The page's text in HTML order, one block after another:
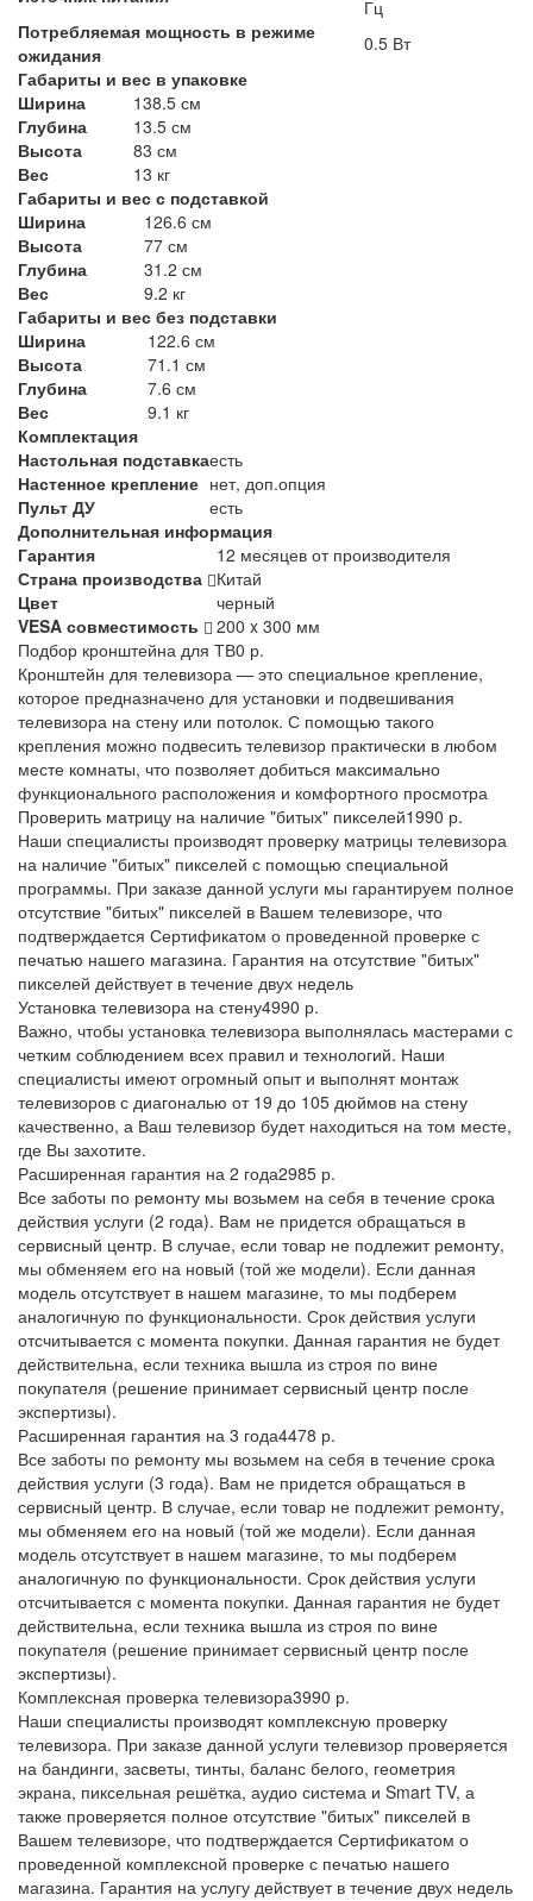
Гц
Потребляемая мощность в режиме
ожидания
0.5 Вт
Габариты и вес в упаковке
Ширина
138.5 см
Глубина
13.5 см
Высота
83 см
Вес
13 кг
Габариты и вес с подставкой
Ширина
126.6 см
Высота
77 см
Глубина
31.2 см
Вес
9.2 кг
Габариты и вес без подставки
Ширина
122.6 см
Высота
71.1 см
Глубина
7.6 см
Вес
9.1 кг
Комплектация
Настольная подставкаесть
Настенное крепление нет, доп.опция
Пульт ДУ
есть
Дополнительная информация
Гарантия
12 месяцев от производителя
Страна производства
Китай
Цвет
черный
VESA совместимость
200 x 300 мм
Подбор кронштейна для ТВ0 р.
Кронштейн для телевизора — это специальное крепление,
которое предназначено для установки и подвешивания
телевизора на стену или потолок. С помощью такого
крепления можно подвесить телевизор практически в любом
месте комнаты, что позволяет добиться максимально
функционального расположения и комфортного просмотра
Проверить матрицу на наличие "битых" пикселей1990 р.
Наши специалисты производят проверку матрицы телевизора
на наличие "битых" пикселей с помощью специальной
программы. При заказе данной услуги мы гарантируем полное
отсутствие "битых" пикселей в Вашем телевизоре, что
подтверждается Сертификатом о проведенной проверке с
печатью нашего магазина. Гарантия на отсутствие "битых"
пикселей действует в течение двух недель
Установка телевизора на стену4990 р.
Важно, чтобы установка телевизора выполнялась мастерами с
четким соблюдением всех правил и технологий. Наши
специалисты имеют огромный опыт и выполнят монтаж
телевизоров с диагональю от 19 до 105 дюймов на стену
качественно, а Ваш телевизор будет находиться на том месте,
где Вы захотите.
Расширенная гарантия на 2 года2985 р.
Все заботы по ремонту мы возьмем на себя в течение срока
действия услуги (2 года). Вам не придется обращаться в
сервисный центр. В случае, если товар не подлежит ремонту,
мы обменяем его на новый (той же модели). Если данная
модель отсутствует в нашем магазине, то мы подберем
аналогичную по функциональности. Срок действия услуги
отсчитывается с момента покупки. Данная гарантия не будет
действительна, если техника вышла из строя по вине
покупателя (решение принимает сервисный центр после
экспертизы).
Расширенная гарантия на 3 года4478 р.
Все заботы по ремонту мы возьмем на себя в течение срока
действия услуги (3 года). Вам не придется обращаться в
сервисный центр. В случае, если товар не подлежит ремонту,
мы обменяем его на новый (той же модели). Если данная
модель отсутствует в нашем магазине, то мы подберем
аналогичную по функциональности. Срок действия услуги
отсчитывается с момента покупки. Данная гарантия не будет
действительна, если техника вышла из строя по вине
покупателя (решение принимает сервисный центр после
экспертизы).
Комплексная проверка телевизора3990 р.
Наши специалисты производят комплексную проверку
телевизора. При заказе данной услуги телевизор проверяется
на бандинги, засветы, тинты, баланс белого, геометрия
экрана, пиксельная решётка, аудио система и Smart TV, а
также проверяется полное отсутствие "битых" пикселей в
Вашем телевизоре, что подтверждается Сертификатом о
проведенной комплексной проверке с печатью нашего
магазина. Гарантия на услугу действует в течение двух недель